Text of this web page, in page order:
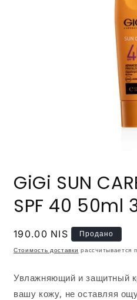
файлы
1
модальном
окне
GiGi SUN
SPF 40 50ml
Обычная
цена
190.00 NIS Продано
Стоимость доставки рассчитывается
Увлажняющий и защитный
вашу кожу, не оставляя